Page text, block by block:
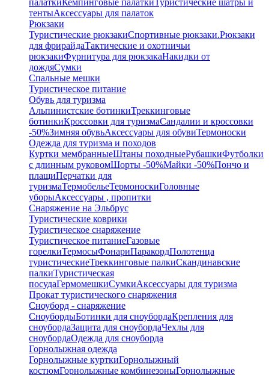
палаткиКемпинговые палаткиТуристические шатры и
тентыАксессуары для палаток
Рюкзаки
Туристические рюкзакиСпортивные рюкзаки.Рюкзаки
для фрирайдаТактические и охотничьи
рюкзакиФурнитура для рюкзакаНакидки от
дождяСумки
Спальные мешки
Туристическое питание
Обувь для туризма
Альпинистские ботинкиТреккинговые
ботинкиКроссовки для туризмаСандалии и кроссовки
-50%Зимняя обувьАксессуары для обувиТермоноски
Одежда для туризма и походов
Куртки мембранныеШтаны походныеРубашкиФутболки
с длинным руковомШорты -50%Майки -50%Пончо и
плащиПерчатки для
туризмаТермобельеТермоноскиГоловные
уборыАксессуары , пропитки
Снаряжение на Эльбрус
Туристические коврики
Туристическое снаряжение
Туристическое питаниеГазовые
горелкиТермосыФонариПаракордПолотенца
туристическиеТреккинговые палкиСкандинавские
палкиТуристическая
посудаГермомешкиСумкиАксессуары для туризма
Прокат туристического снаряжения
Сноуборд - снаряжение
СноубордыБотинки для сноубордаКрепления для
сноубордаЗащита для сноубордаЧехлы для
сноубордаОдежда для сноуборда
Горнолыжная одежда
Горнолыжные курткиГорнолыжный
костюмГорнолыжные комбинезоныГорнолыжные